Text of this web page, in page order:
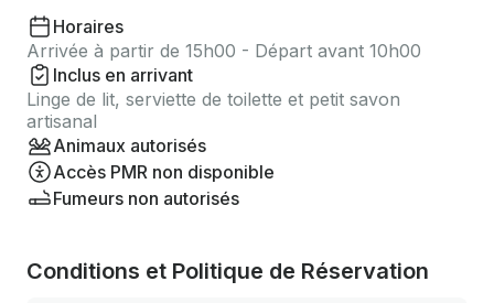
Horaires
Arrivée à partir de 15h00 - Départ avant 10h00
Inclus en arrivant
Linge de lit, serviette de toilette et petit savon
artisanal
Animaux autorisés
Accès PMR non disponible
Fumeurs non autorisés
Conditions et Politique de Réservation